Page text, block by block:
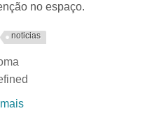
no espaço.
noticias